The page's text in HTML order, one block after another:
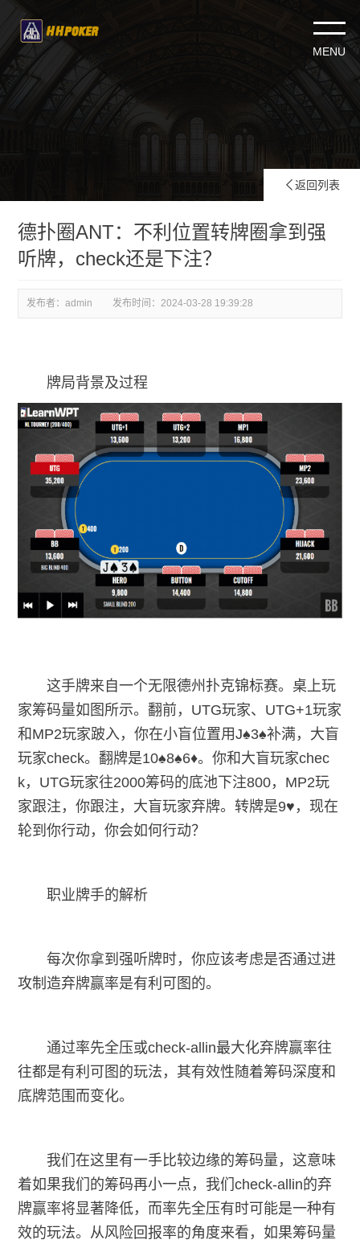
 返回列表
德扑圈ANT：不利位置转牌圈拿到强
听牌，check还是下注？
发布者：admin 发布时间：2024-03-28 19:39:28
牌局背景及过程
这手牌来自一个无限德州扑克锦标赛。桌上玩
家筹码量如图所示。翻前，UTG玩家、UTG+1玩家
和MP2玩家跛入，你在小盲位置用J♠3♠补满，大盲
玩家check。翻牌是10♠8♠6♦。你和大盲玩家chec
k，UTG玩家往2000筹码的底池下注800，MP2玩
家跟注，你跟注，大盲玩家弃牌。转牌是9♥，现在
轮到你行动，你会如何行动？
职业牌手的解析
每次你拿到强听牌时，你应该考虑是否通过进
攻制造弃牌赢率是有利可图的。
通过率先全压或check-allin最大化弃牌赢率往
往都是有利可图的玩法，其有效性随着筹码深度和
底牌范围而变化。
我们在这里有一手比较边缘的筹码量，这意味
着如果我们的筹码再小一点，我们check-allin的弃
牌赢率将显著降低，而率先全压有时可能是一种有
效的玩法。从风险回报率的角度来看，如果筹码量